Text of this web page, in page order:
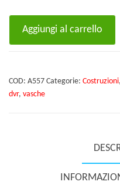
per
Aggiungi al carrello
COD: A557 Categorie: Costruzioni,
dvr, vasche